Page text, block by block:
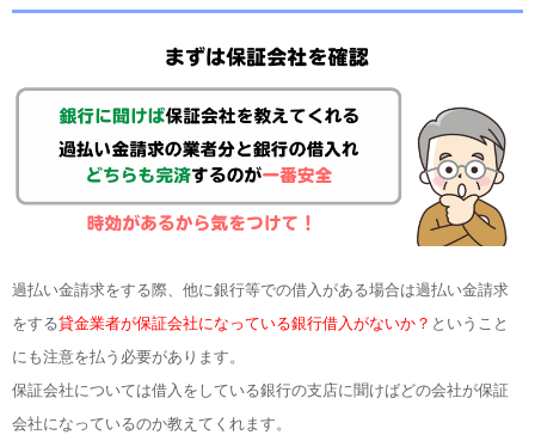
過払い金請求をする際、他に銀行等での借入がある場合は過払い金請求
をする貸金業者が保証会社になっている銀行借入がないか？ ということ
にも注意を払う必要があります。
保証会社については借入をしている銀行の支店に聞けばどの会社が保証
会社になっているのか教えてくれます。